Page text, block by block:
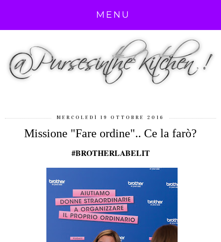
MENU
MERCOLEDÌ 19 OTTOBRE 2016
Missione "Fare ordine".. Ce la farò?
#BROTHERLABELIT